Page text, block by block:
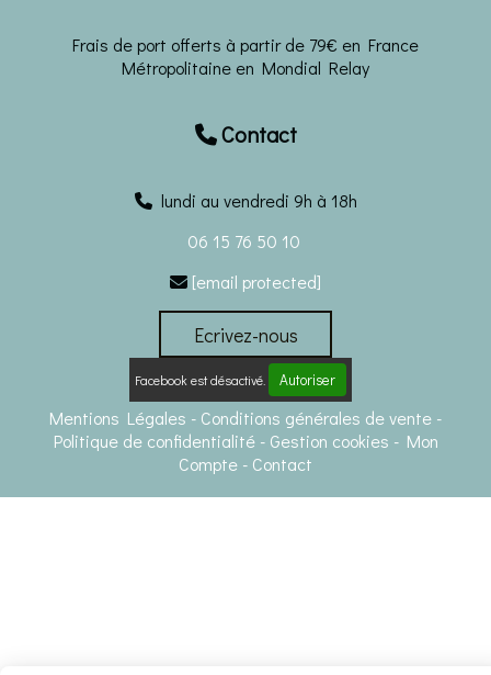
Frais de port offerts à partir de 79€ en France
Métropolitaine en Mondial Relay
Contact
lundi au vendredi 9h à 18h
06 15 76 50 10
 [email protected]
Ecrivez-nous
Facebook est désactivé. Autoriser
Mentions Légales
Conditions générales de vente
Politique de confidentialité
Gestion cookies
Mon
Compte
Contact